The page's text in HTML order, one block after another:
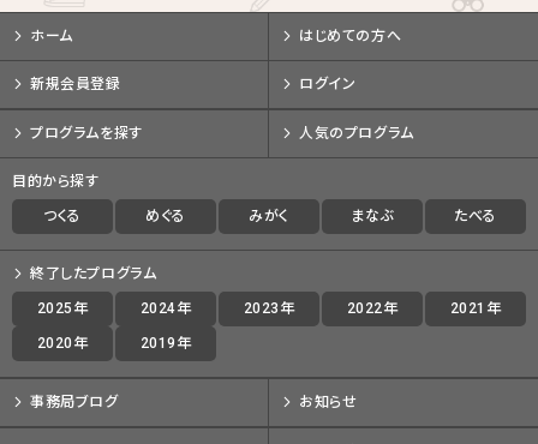
ホーム はじめての方へ
新規会員登録 ログイン
プログラムを探す 人気のプログラム
目的から探す
つくる めぐる みがく まなぶ たべる
終了したプログラム
2025年 2024年 2023年 2022年 2021年
2020年 2019年
事務局ブログ お知らせ